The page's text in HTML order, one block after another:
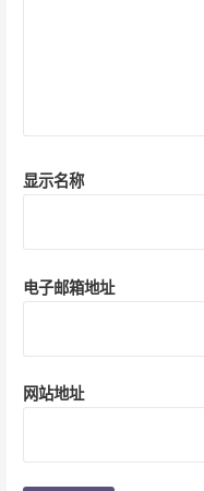
显示名称
电子邮箱地址
网站地址